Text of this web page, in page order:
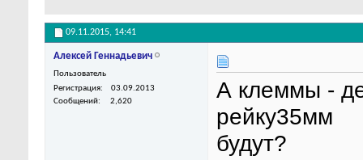
09.11.2015, 14:41
Алексей Геннадьевич
Пользователь
Регистрация
03.09.2013
Сообщений
2,620
А клеммы -
рейку35мм
будут?